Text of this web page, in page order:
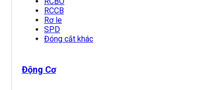
RCCB
Rơ le
SPD
Đóng cắt khác
Động Cơ